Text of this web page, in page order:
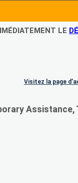
LE
Visitez la page
Assistance,